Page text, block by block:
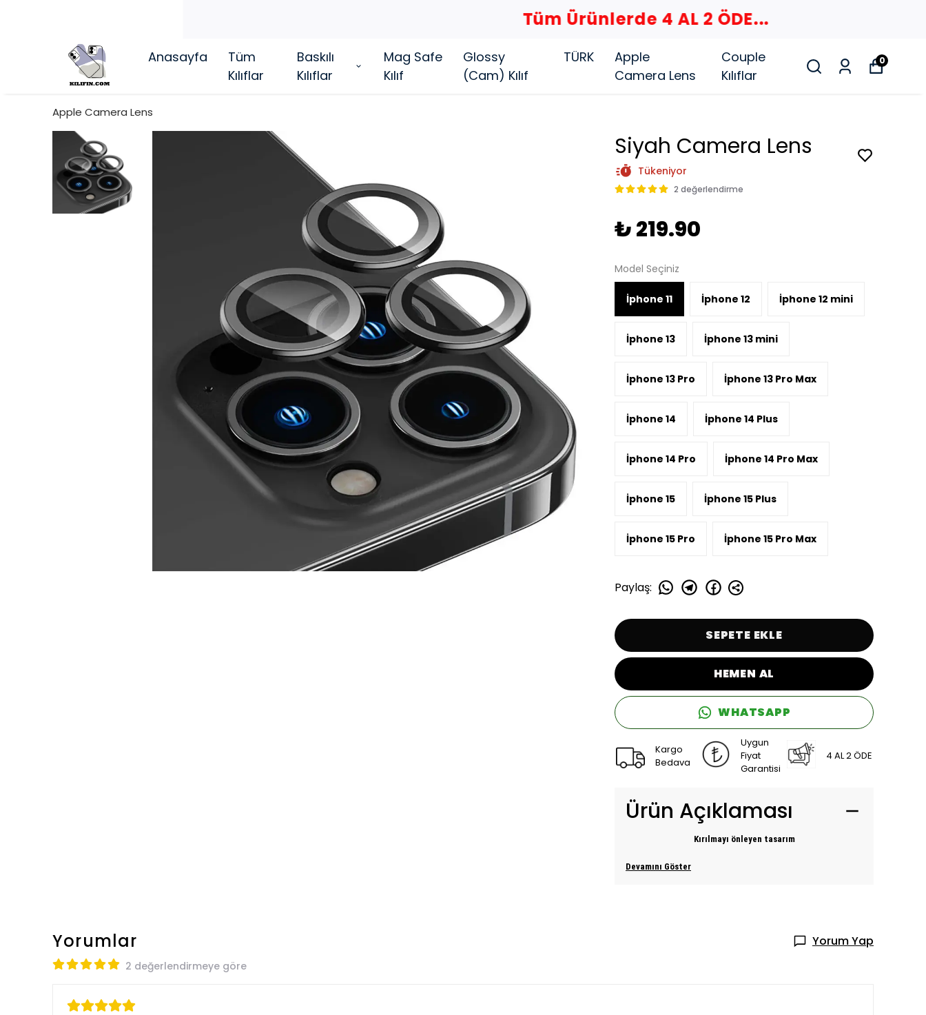
Tüm Ürünlerde 4 AL 2 ÖDE...
Anasayfa
Tüm
Kılıflar
Baskılı
Kılıflar
Mag Safe
Kılıf
Glossy
(Cam) Kılıf
TÜRK
Apple
Camera Lens
Couple
Kılıflar
0
Apple Camera Lens
Siyah Camera Lens
Tükeniyor
2 değerlendirme
₺ 219.90
Model Seçiniz
İphone 11 İphone 12 İphone 12 mini
İphone 13 İphone 13 mini
İphone 13 Pro İphone 13 Pro Max
İphone 14 İphone 14 Plus
İphone 14 Pro İphone 14 Pro Max
İphone 15 İphone 15 Plus
İphone 15 Pro İphone 15 Pro Max
Paylaş:
SEPETE EKLE
HEMEN AL
WHATSAPP
Kargo
Bedava
Uygun
Fiyat
Garantisi
4 AL 2 ÖDE
Ürün Açıklaması
Kırılmayı önleyen tasarım
Devamını Göster
Yorumlar Yorum Yap
2 değerlendirmeye göre